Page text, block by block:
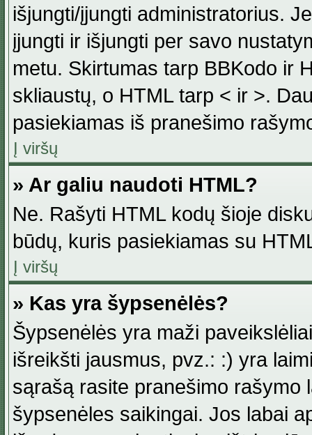
išjungti/įjungti administratorius.
įjungti ir išjungti per savo
metu. Skirtumas tarp BBKodo ir
skliaustų, o HTML tarp < ir >.
pasiekiamas iš pranešimo
Į viršų
» Ar galiu naudoti HTML?
Ne. Rašyti HTML kodų šioje
būdų, kuris pasiekiamas su
Į viršų
» Kas yra šypsenėlės?
Šypsenėlės yra maži
išreikšti jausmus, pvz.: :) yra
sąrašą rasite pranešimo rašymo
šypsenėles saikingai. Jos labai